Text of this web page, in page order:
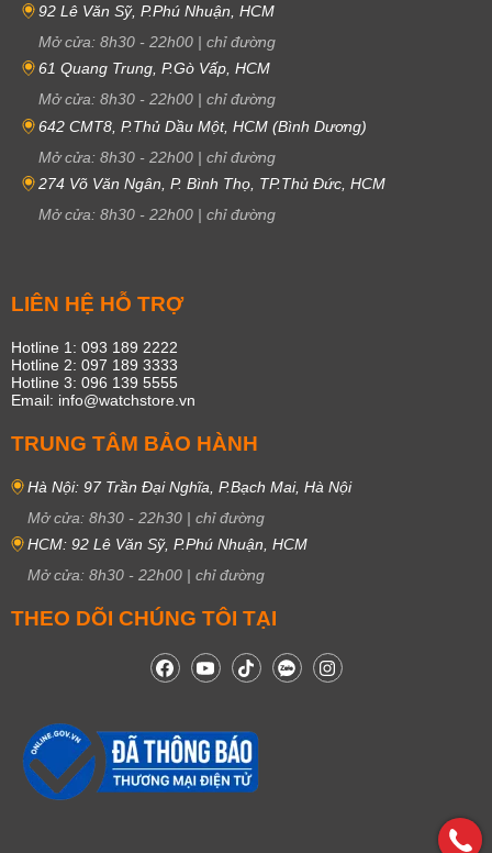
92 Lê Văn Sỹ, P.Phú Nhuận, HCM
Mở cửa: 8h30 - 22h00 | chỉ đường
61 Quang Trung, P.Gò Vấp, HCM
Mở cửa: 8h30 - 22h00 | chỉ đường
642 CMT8, P.Thủ Dầu Một, HCM (Bình Dương)
Mở cửa: 8h30 - 22h00 | chỉ đường
274 Võ Văn Ngân, P. Bình Thọ, TP.Thủ Đức, HCM
Mở cửa: 8h30 - 22h00 | chỉ đường
LIÊN HỆ HỖ TRỢ
Hotline 1: 093 189 2222
Hotline 2: 097 189 3333
Hotline 3: 096 139 5555
Email: info@watchstore.vn
TRUNG TÂM BẢO HÀNH
Hà Nội: 97 Trần Đại Nghĩa, P.Bạch Mai, Hà Nội
Mở cửa: 8h30 - 22h30 | chỉ đường
HCM: 92 Lê Văn Sỹ, P.Phú Nhuận, HCM
Mở cửa: 8h30 - 22h00 | chỉ đường
THEO DÕI CHÚNG TÔI TẠI